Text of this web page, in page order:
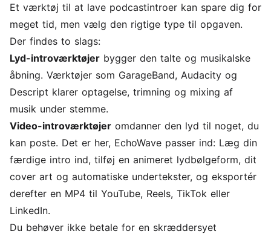
Et værktøj til at lave podcastintroer kan spare dig for
meget tid, men vælg den rigtige type til opgaven.
Der findes to slags:
Lyd-introværktøjer bygger den talte og musikalske
åbning. Værktøjer som GarageBand, Audacity og
Descript klarer optagelse, trimning og mixing af
musik under stemme.
Video-introværktøjer omdanner den lyd til noget, du
kan poste. Det er her, EchoWave passer ind: Læg din
færdige intro ind, tilføj en animeret lydbølgeform, dit
cover art og automatiske undertekster, og eksportér
derefter en MP4 til YouTube, Reels, TikTok eller
LinkedIn.
Du behøver ikke betale for en skræddersyet